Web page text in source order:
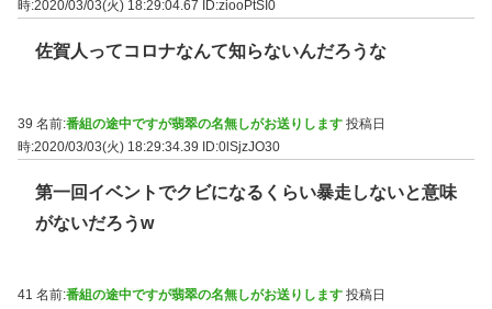
時:2020/03/03(火) 18:29:04.67
ID:ziooPtSI0
佐賀人ってコロナなんて知らないんだろうな
39 名前:番組の途中ですが翡翠の名無しがお送りします 投稿日
時:2020/03/03(火) 18:29:34.39 ID:0lSjzJO30
第一回イベントでクビになるくらい暴走しないと意味
がないだろうw
41 名前:番組の途中ですが翡翠の名無しがお送りします 投稿日